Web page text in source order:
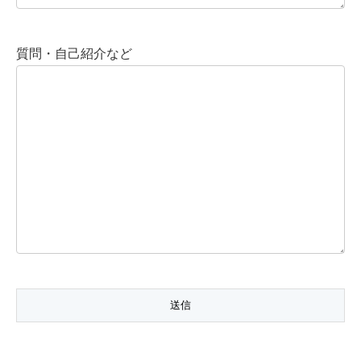
質問・自己紹介など